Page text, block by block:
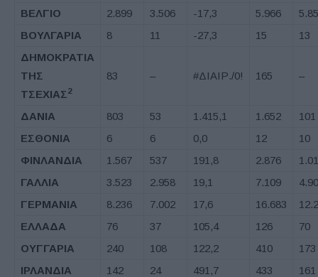
ΒΕΛΓΙΟ
2.899 3.506 -17,3 5.966
ΒΟΥΛΓΑΡΙΑ
8 11 -27,3 15
13
ΔΗΜΟΚΡΑΤΙΑ
ΤΗΣ
ΤΣΕΧΙΑΣ 2
83 – #ΔΙΑΙΡ./0! 165 –
ΔΑΝΙΑ 803 53 1.415,1 1.652
101
ΕΣΘΟΝΙΑ
6 6 0,0 12
10
ΦΙΝΛΑΝΔΙΑ
1.567 537 191,8 2.876
ΓΑΛΛΙΑ
3.523 2.958 19,1 7.109
ΓΕΡΜΑΝΙΑ
8.236 7.002 17,6 16.683
ΕΛΛΑΔΑ
76 37 105,4 126
70
ΟΥΓΓΑΡΙΑ
240 108 122,2 410
173
ΙΡΛΑΝΔΙΑ
142 24 491,7 433
161